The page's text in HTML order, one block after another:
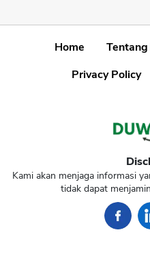
Home
Privacy Policy
Kami akan menjaga informasi
tidak dapat